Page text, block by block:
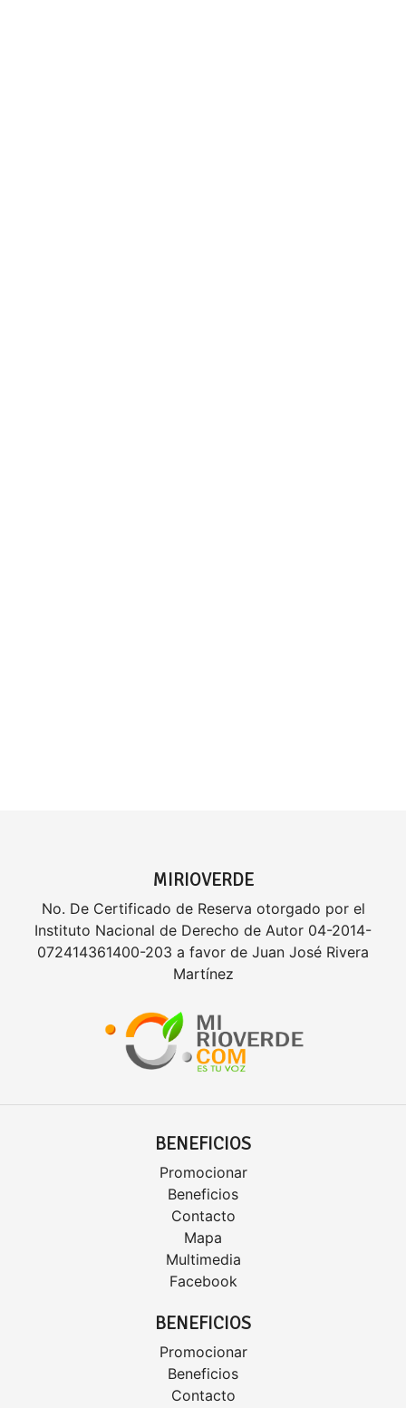
MIRIOVERDE
No. De Certificado de Reserva otorgado por el
Instituto Nacional de Derecho de Autor 04-2014-
072414361400-203 a favor de Juan José Rivera
Martínez
BENEFICIOS
Promocionar
Beneficios
Contacto
Mapa
Multimedia
Facebook
BENEFICIOS
Promocionar
Beneficios
Contacto